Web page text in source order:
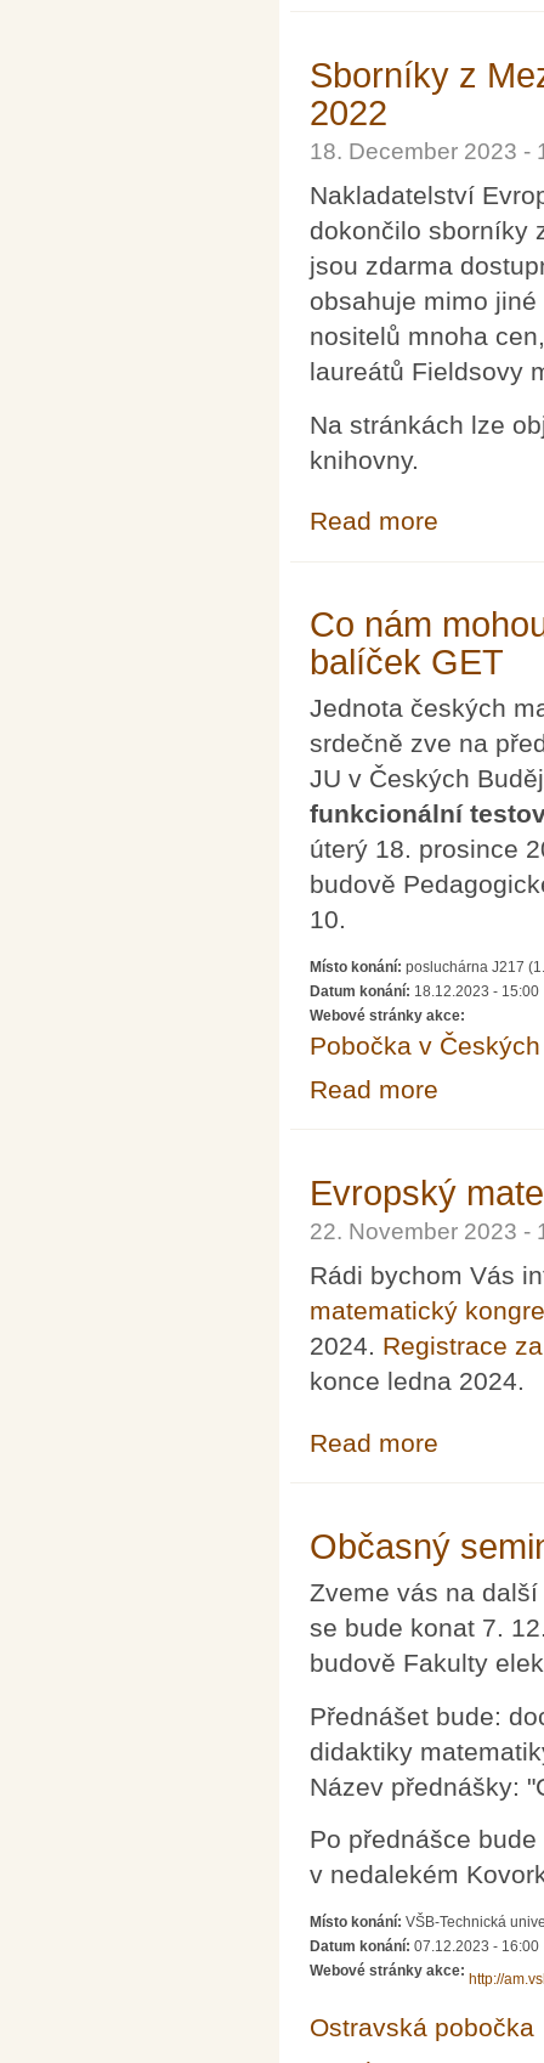
Sborníky z
2022
18. December 2023
Nakladatelství
dokončilo sborníky
jsou zdarma
obsahuje mimo
nositelů mnoha
laureátů Fieldsovy
Na stránkách lze
knihovny.
Read more
Co nám
balíček GET
Jednota českých
srdečně zve na
JU v Českých
funkcionální
úterý 18. prosince
budově
10.
Místo konání: posluchárna J217
Datum konání: 18.12.2023 - 15:00
Webové stránky akce:
Pobočka v
Read more
Evropský
22. November 2023
Rádi bychom Vás
matematický
2024. Registrace
konce ledna 2024.
Read more
Občasný
Zveme vás na
se bude konat 7.
budově Fakulty
Přednášet bude:
didaktiky
Název přednášky:
Po přednášce
v nedalekém
Místo konání: VŠB-Technická
Datum konání: 07.12.2023 - 16:00
Webové stránky akce:
http://
Ostravská pobočka